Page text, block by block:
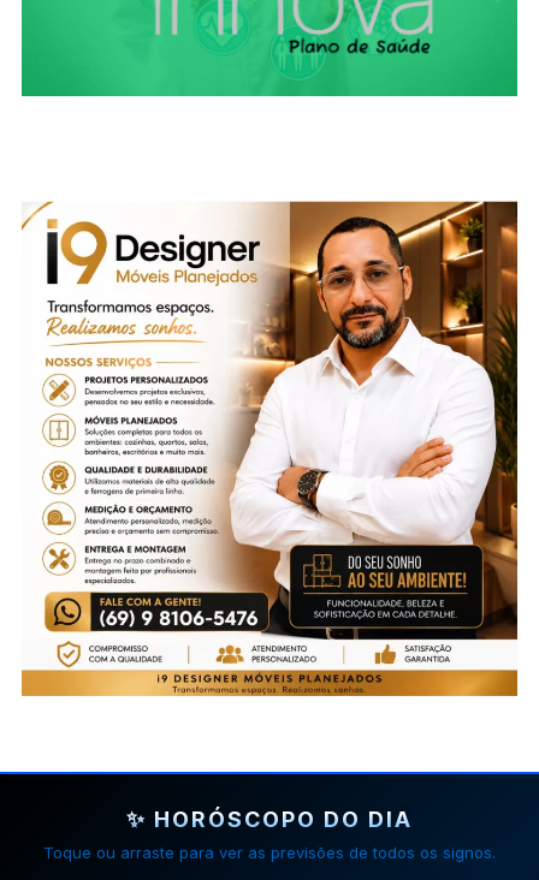
✨ HORÓSCOPO DO DIA
Toque ou arraste para ver as previsões de todos os signos.